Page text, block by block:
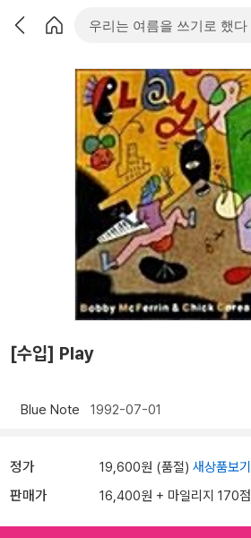
[수입] Play
Blue Note 1992-07-01
정가 19,600원 (품절) 새상품보기
판매가 16,400원 + 마일리지 170점